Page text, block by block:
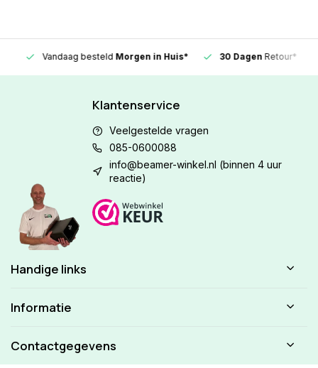
Vandaag besteldMorgen in Huis* 30 DagenRetour*
Klantenservice
Veelgestelde vragen
085-0600088
info@beamer-winkel.nl (binnen 4 uur
reactie)
Handige links
Informatie
Contactgegevens